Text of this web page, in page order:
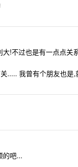
大!不过也是有一点点关
..... 我曾有个朋友也
的吧...